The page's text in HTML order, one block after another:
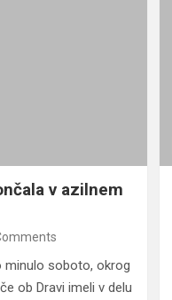
v azilnem
minulo soboto, okrog
ob Dravi imeli v delu